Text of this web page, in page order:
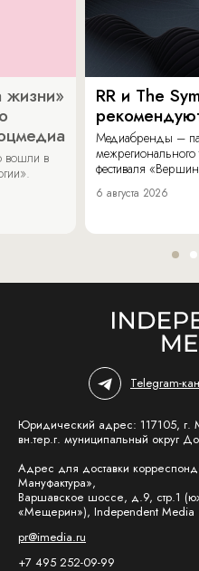
жизни»
вошли в
RR и The
Медиабренды –
межрегионального
фестиваля
6 августа 2026
Telegram-
Юридический адрес: 117105, г.
вн.тер.г. муниципальный округ
Адрес для доставки
Мануфактура»,
Варшавское шоссе, д.9, стр.1
«Мещерин»), Independent Media
pr@imedia.ru
+7 495 252-09-99